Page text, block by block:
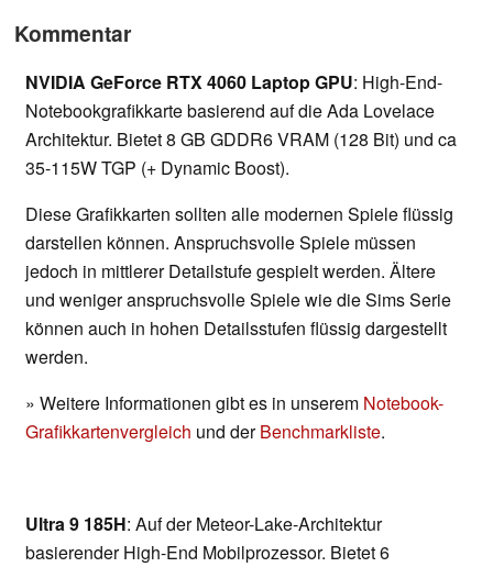
Kommentar
NVIDIA GeForce RTX 4060 Laptop GPU: High-End-
Notebookgrafikkarte basierend auf die Ada Lovelace
Architektur. Bietet 8 GB GDDR6 VRAM (128 Bit) und ca
35-115W TGP (+ Dynamic Boost).
Diese Grafikkarten sollten alle modernen Spiele flüssig
darstellen können. Anspruchsvolle Spiele müssen
jedoch in mittlerer Detailstufe gespielt werden. Ältere
und weniger anspruchsvolle Spiele wie die Sims Serie
können auch in hohen Detailsstufen flüssig dargestellt
werden.
» Weitere Informationen gibt es in unserem Notebook-
Grafikkartenvergleich und derBenchmarkliste.
Ultra 9 185H: Auf der Meteor-Lake-Architektur
basierender High-End Mobilprozessor. Bietet 6